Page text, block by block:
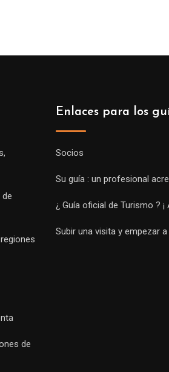
de
Enlaces para los
Socios
Su guía : un profesional
¿ Guía oficial de Turismo ? ¡
Subir una visita y empezar